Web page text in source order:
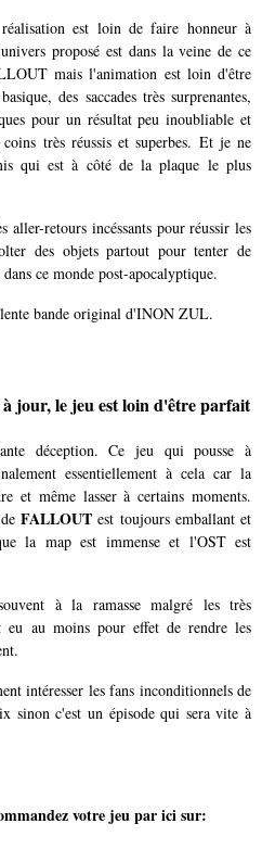
est loin de faire honneur à
proposé est dans la veine de ce
mais l'animation est loin d'être
des saccades très surprenantes,
pour un résultat peu inoubliable et
très réussis et superbes. Et je ne
qui est à côté de la plaque le plus
aller-retours incéssants pour réussir les
des objets partout pour tenter de
ce monde post-apocalyptique.
bande original d'INON ZUL.
à jour, le jeu est loin d'être parfait
déception. Ce jeu qui pousse à
essentiellement à cela car la
et même lasser à certains moments.
deFALLOUTest toujours emballant et
la map est immense et l'OST est
à la ramasse malgré les très
eu au moins pour effet de rendre les
intéresser les fans inconditionnels de
sinon c'est un épisode qui sera vite à
votrejeupar ici sur: